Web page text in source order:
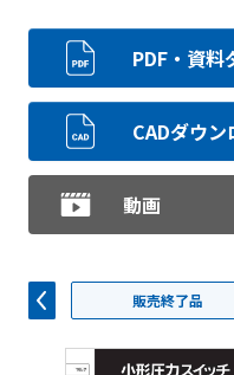
PDF・資料
CADダウ
動画
販売終了品